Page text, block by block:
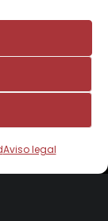
Aviso legal
en